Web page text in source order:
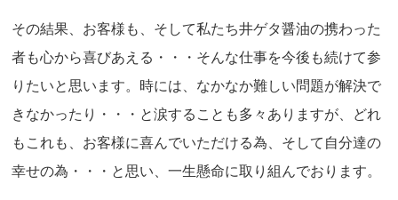
その結果、お客様も、そして私たち井ゲタ醤油の携わった
者も心から喜びあえる・・・そんな仕事を今後も続けて参
りたいと思います。時には、なかなか難しい問題が解決で
きなかったり・・・と涙することも多々ありますが、どれ
もこれも、お客様に喜んでいただける為、そして自分達の
幸せの為・・・と思い、一生懸命に取り組んでおります。